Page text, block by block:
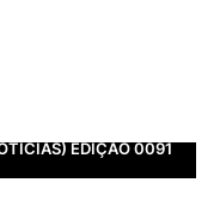
EDIÇÃO 0091